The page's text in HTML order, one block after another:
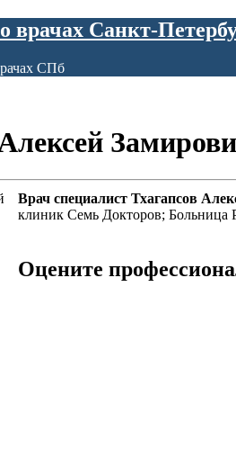
врачах Санкт-
СПб
Врач специалист Тхагапсов
клиник Семь Докторов; Больница
Оцените